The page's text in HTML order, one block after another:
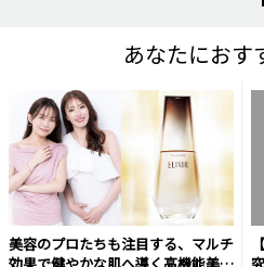
あなたにおす
美容のプロたちも注目する、マルチ